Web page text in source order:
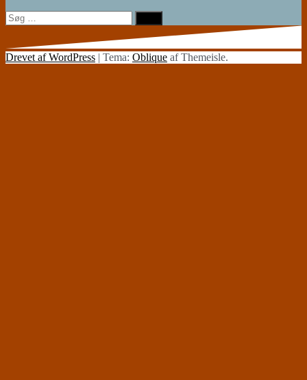
Søg
efter:
Drevet af WordPress | Tema: Oblique af Themeisle.